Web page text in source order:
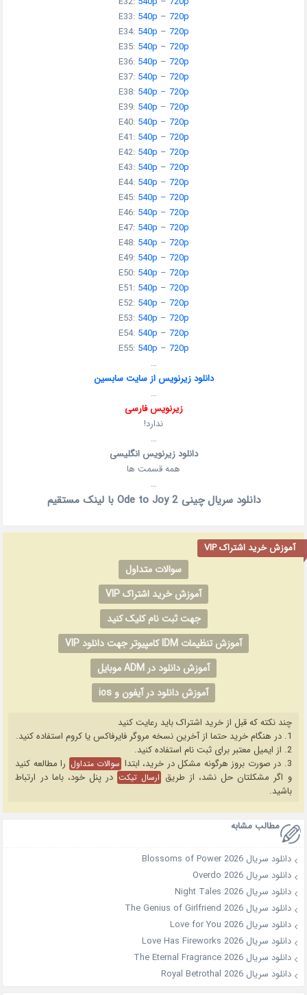
E33: 540p – 720p
E34: 540p – 720p
E35: 540p – 720p
E36: 540p – 720p
E37: 540p – 720p
E38: 540p – 720p
E39: 540p – 720p
E40: 540p – 720p
E41: 540p – 720p
E42: 540p – 720p
E43: 540p – 720p
E44: 540p – 720p
E45: 540p – 720p
E46: 540p – 720p
E47: 540p – 720p
E48: 540p – 720p
E49: 540p – 720p
E50: 540p – 720p
E51: 540p – 720p
E52: 540p – 720p
E53: 540p – 720p
E54: 540p – 720p
E55: 540p – 720p
…
دانلود زیرنویس از سایت سابسین
…
زیرنویس فارسی
ندارد!
…
دانلود زیرنویس انگلیسی
همه قسمت ها
…
دانلود سریال چینی Ode to Joy 2 با لینک مستقیم
آموزش خرید اشتراک VIP
سوالات متداول
آموزش خرید اشتراک VIP
جهت ثبت نام کلیک کنید
آموزش تنظیمات IDM کامپیوتر جهت دانلود VIP
آموزش دانلود در ADM موبایل
آموزش دانلود در آیفون و ios
چند نکته که قبل از خرید اشتراک باید رعایت کنید
1. در هنگام خرید حتما از آخرین نسخه مروگر فایرفاکس یا کروم استفاده کنید.
2. از ایمیل معتبر برای ثبت نام استفاده کنید.
3. در صورت بروز هرگونه مشکل در خرید، ابتدا
سوالات متداول را مطالعه کنید
و اگر مشکلتان حل نشد، از طریق ارسال تیکت در پنل خود، باما در ارتباط
باشید.
مطالب مشابه
دانلود سریال Blossoms of Power 2026
دانلود سریال Overdo 2026
دانلود سریال Night Tales 2026
دانلود سریال The Genius of Girlfriend 2026
دانلود سریال Love for You 2026
دانلود سریال Love Has Fireworks 2026
دانلود سریال The Eternal Fragrance 2026
دانلود سریال Royal Betrothal 2026